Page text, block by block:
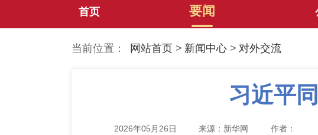
首页 要闻
当前位置： 网站首页 > 新闻中心 > 对外交流
习近平
2026年05月26日 来源：新华网 作者：